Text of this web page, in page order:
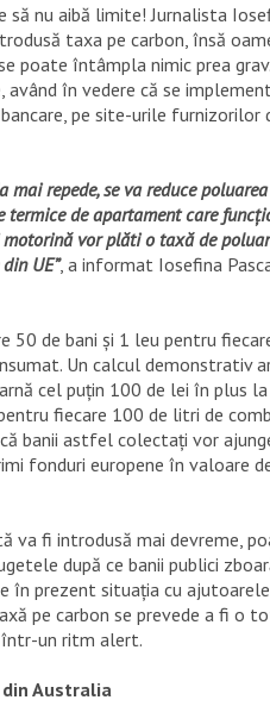
nu aibă limite! Jurnalista
taxa pe carbon, însă
poate întâmpla nimic prea
în vedere că se
pe site-urile furnizorilor
mai repede, se va reduce
de apartament care
vor plăti o taxă de
UE”, a informat Iosefina
50 de bani și 1 leu pentru
Un calcul demonstrativ
cel puțin 100 de lei în plus
fiecare 100 de litri de
banii astfel colectați vor
fonduri europene în valoare
va fi introdusă mai devreme,
după ce banii publici
în prezent situația cu
pe carbon se prevede a fi o
într-un ritm alert.
Australia